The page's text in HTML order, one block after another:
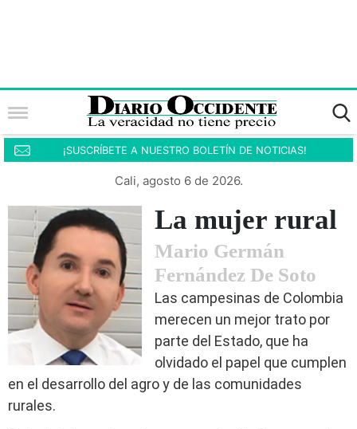
¡SUSCRÍBETE A NUESTRO BOLETÍN DE NOTICIAS!
Cali, agosto 6 de 2026.
La mujer rural
Mario Germán
Fernández De Soto
Las campesinas de Colombia
merecen un mejor trato por
parte del Estado, que ha
olvidado el papel que cumplen
en el desarrollo del agro y de las comunidades
rurales.